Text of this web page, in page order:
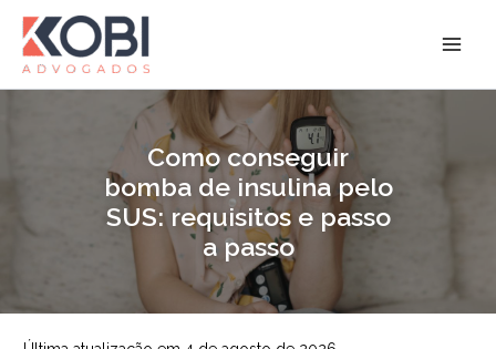
para
conteúdo
Como conseguir
bomba de insulina pelo
SUS: requisitos e passo
a passo